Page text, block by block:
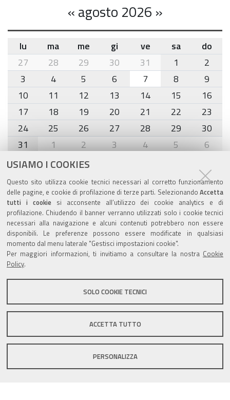
USIAMO I COOKIES
Questo sito utilizza cookie tecnici necessari al corretto funzionamento
delle pagine, e cookie di profilazione di terze parti. Selezionando Accetta
tutti i cookiesi acconsente all’utilizzo dei cookie analytics e di
profilazione. Chiudendo il banner verranno utilizzati solo i cookie tecnici
necessari alla navigazione e alcuni contenuti potrebbero non essere
disponibili. Le preferenze possono essere modificate in qualsiasi
momento dal menu laterale "Gestisci impostazioni cookie".
Per maggiori informazioni, ti invitiamo a consultare la nostra Cookie
Policy.
SOLO COOKIE TECNICI
ACCETTA TUTTO
PERSONALIZZA
«agosto 2026 »
month-
8
lu ma me gi ve sa
do
27
28 29 30 31 1
2
3
4 5 6 7 8
9
10
11 12 13 14 15
16
17
18 19 20 21 22
23
24
25 26 27 28 29
30
31
1 2 3 4 5 6
Agenda eventi
torna alla sezione
Valuta questo sito
Sito istituzionale Comune di Zola Predosa
DPO|Accessibilità